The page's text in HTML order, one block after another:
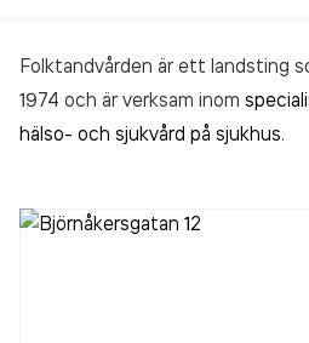
Folktandvården är ett landsting
1974 och är verksam inom
hälso- och sjukvård på sjukhus.